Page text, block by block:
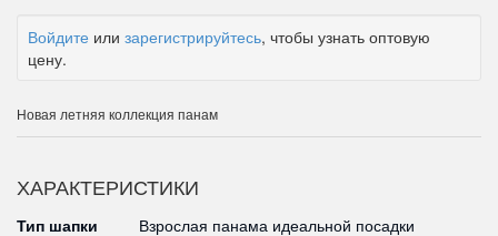
Войдите или зарегистрируйтесь, чтобы узнать оптовую
цену.
Новая летняя коллекция панам
ХАРАКТЕРИСТИКИ
Тип шапки
Взрослая панама идеальной посадки